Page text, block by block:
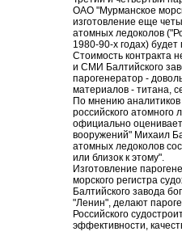
ОАО "Мурманское
изготовление еще
атомных ледоколов
1980-90-х годах)
Стоимость контракта
и СМИ Балтийского
парогенератор -
материалов - титана,
По мнению аналитиков
российского атомного
официально
вооружений" Михаил
атомных ледоколов
или близок к этому".
Изготовление
морского регистра
Балтийского завода
"Ленин", делают
Российского
эффективности,